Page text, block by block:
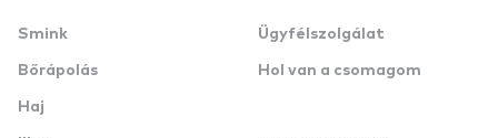
Smink
Bőrápolás
Haj
Ügyfélszolgálat
Hol van a csomagom